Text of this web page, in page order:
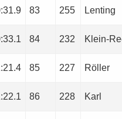
83 255 Lenting
84 232 Klein-
85 227 Röller
86 228 Karl